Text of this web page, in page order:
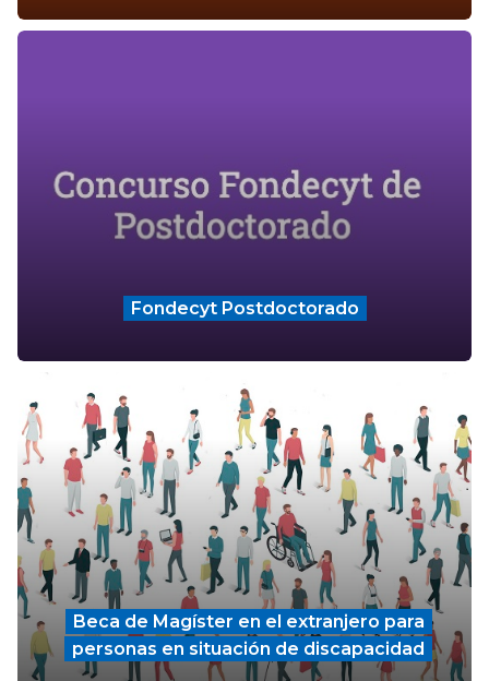
Fondecyt Postdoctorado
Beca de Magíster en el extranjero para
personas en situación de discapacidad